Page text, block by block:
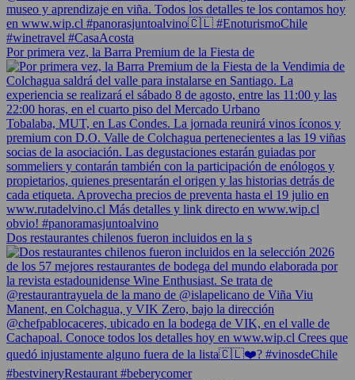
Por primera vez, la Barra Premium de la Fiesta de
Dos restaurantes chilenos fueron incluidos en la s